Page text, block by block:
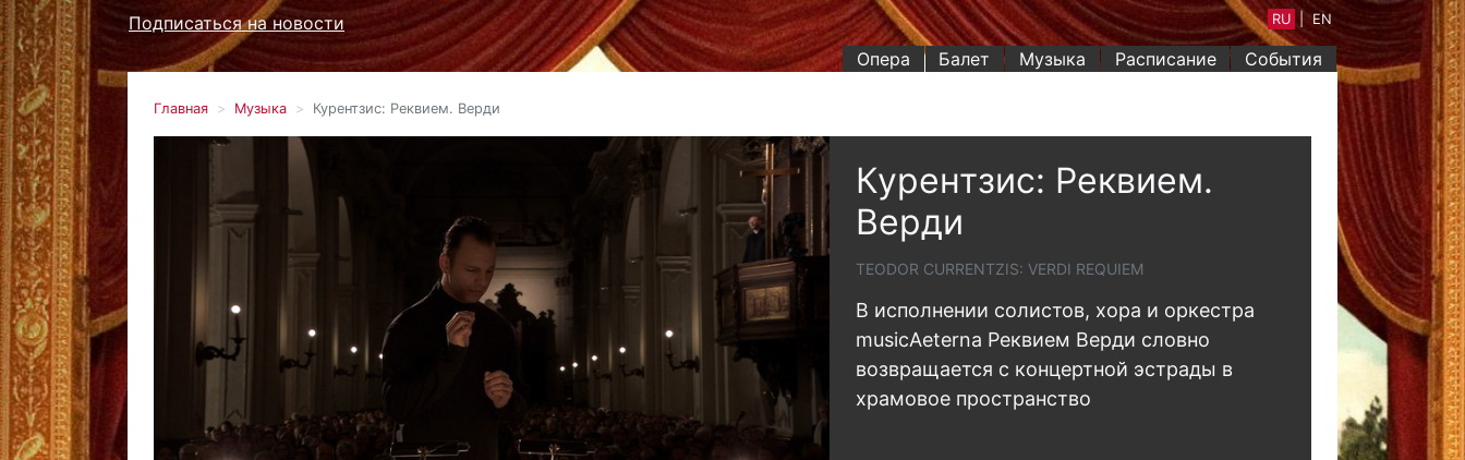
Опера Балет Музыка Расписание События
Подписаться на новости RU EN
Главная Музыка Курентзис: Реквием. Верди
Курентзис: Реквием.
Верди
TEODOR CURRENTZIS: VERDI REQUIEM
В исполнении солистов, хора и оркестра
musicAeterna Реквием Верди словно
возвращается с концертной эстрады в
храмовое пространство